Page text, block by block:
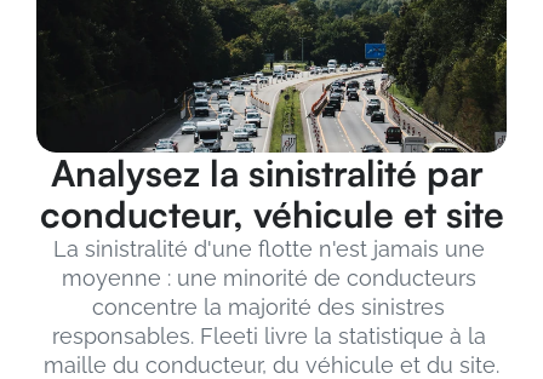
Analysez la sinistralité par
conducteur, véhicule et site
La sinistralité d'une flotte n'est jamais une
moyenne : une minorité de conducteurs
concentre la majorité des sinistres
responsables. Fleeti livre la statistique à la
maille du conducteur, du véhicule et du site.